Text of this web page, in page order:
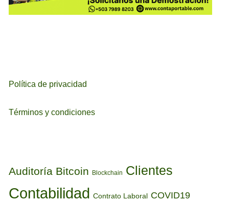
Política de privacidad
Términos y condiciones
Auditoría Bitcoin Blockchain Clientes
Contabilidad Contrato Laboral COVID19